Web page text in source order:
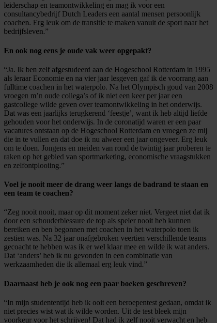
leiderschap en teamontwikkeling en mag ik voor een
consultancybedrijf Dutch Leaders een aantal mensen persoonlijk
coachen. Erg leuk om de transitie te maken vanuit de sport naar het
bedrijfsleven.”
En ook nog eens je oude vak weer opgepakt?
“Ja. Ik ben zelf afgestudeerd aan de Hogeschool Rotterdam in 1995
als leraar Economie en na vier jaar lesgeven gaf ik de voorrang aan
fulltime coachen in het waterpolo. Na het Olympisch goud van 2008
vroegen m’n oude collega’s of ik niet een keer per jaar een
gastcollege wilde geven over teamontwikkeling in het onderwijs.
Dat was een jaarlijks terugkerend ‘feestje’, want ik heb altijd liefde
gehouden voor het onderwijs. In de coronatijd waren er een paar
vacatures ontstaan op de Hogeschool Rotterdam en vroegen ze mij
die in te vullen en dat doe ik nu alweer een jaar ongeveer. Erg leuk
om te doen. Jongens en meiden van rond de twintig jaar proberen te
raken op het gebied van sportmarketing, economische vraagstukken
en zelfontplooiing.”
Voel je nooit meer de drang weer langs de badrand te staan en
een team te coachen?
“Zeg nooit nooit, maar op dit moment zeker niet. Vergeet niet dat ik
door een schouderblessure de top als speler nooit heb kunnen
bereiken en ben begonnen met coachen in het waterpolo toen ik
zestien was. Na 32 jaar onafgebroken veertien verschillende teams
gecoacht te hebben was ik er wel klaar mee en wilde ik wat anders.
Dat ‘anders’ heb ik nu gevonden in een combinatie van
werkzaamheden die ik allemaal erg leuk vind.”
Daarnaast heb je ook nog een paar boeken geschreven?
“In mijn studententijd heb ik ooit een beroepentest gedaan, omdat ik
niet precies wist wat ik wilde worden. Uit de test bleek mijn
voorkeur voor het schrijven! Dat had ik zelf nooit verwacht en heb